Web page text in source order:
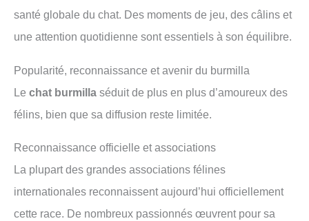
santé globale du chat. Des moments de jeu, des câlins et
une attention quotidienne sont essentiels à son équilibre.
Popularité, reconnaissance et avenir du burmilla
Le chat burmilla séduit de plus en plus d’amoureux des
félins, bien que sa diffusion reste limitée.
Reconnaissance officielle et associations
La plupart des grandes associations félines
internationales reconnaissent aujourd’hui officiellement
cette race. De nombreux passionnés œuvrent pour sa